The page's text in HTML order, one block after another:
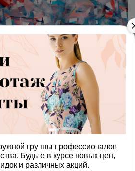
арт. 42871386_biflex
розовао-
ценам
группы профессионалов
Будьте в курсе новых цен,
и различных акций.